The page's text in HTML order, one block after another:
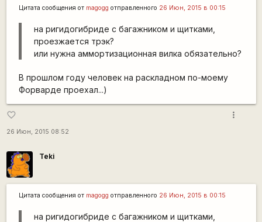
Цитата сообщения от magogg отправленного 26 Июн, 2015 в 00:15
на ригидогибриде с багажником и щитками,
проезжается трэк?
или нужна аммортизационная вилка обязательно?
В прошлом году человек на раскладном по-моему
Форварде проехал...)
favorite_border
26 Июн, 2015 08:52
more_vert
Teki
Цитата сообщения от magogg отправленного 26 Июн, 2015 в 00:15
на ригидогибриде с багажником и щитками,